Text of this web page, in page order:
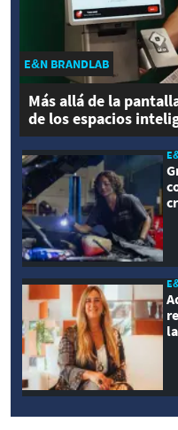
E&N BRANDLAB
Más allá de la
de los espacios